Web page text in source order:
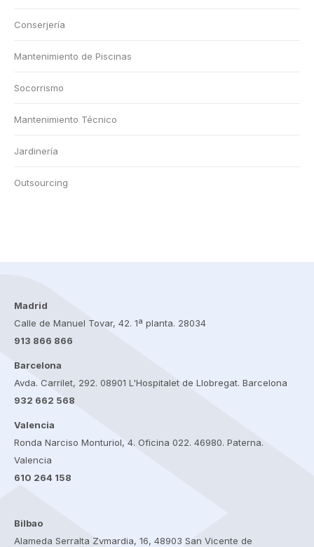
Conserjería
Mantenimiento de Piscinas
Socorrismo
Mantenimiento Técnico
Jardinería
Outsourcing
Madrid
Calle de Manuel Tovar, 42. 1ª planta. 28034
913 866 866
Barcelona
Avda. Carrilet, 292. 08901 L'Hospitalet de Llobregat. Barcelona
932 662 568
Valencia
Ronda Narciso Monturiol, 4. Oficina 022. 46980. Paterna.
Valencia
610 264 158
Bilbao
Alameda Serralta Zvmardia, 16, 48903 San Vicente de